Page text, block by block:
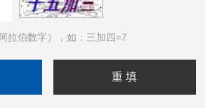
拉伯数字），如：三加四=7